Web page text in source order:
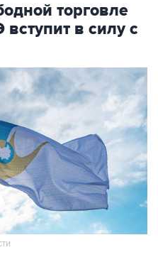
торговле
в силу с